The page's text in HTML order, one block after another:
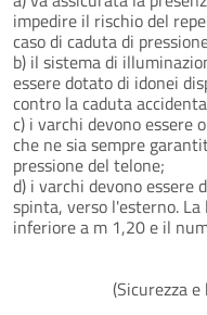
impedire il rischio del
caso di caduta di
b) il sistema di
essere dotato di idonei
contro la caduta
c) i varchi devono
che ne sia sempre
pressione del telone;
d) i varchi devono essere
spinta, verso l'esterno.
inferiore a m 1,20 e il
(Sicurezza